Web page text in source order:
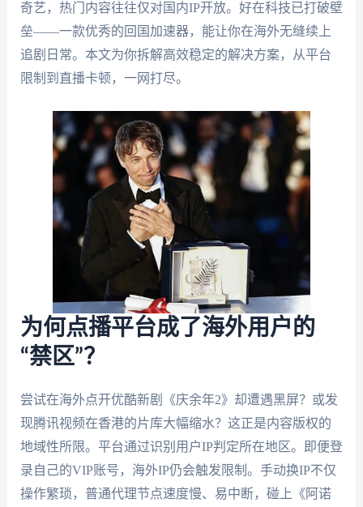
奇艺，热门内容往往仅对国内IP开放。好在科技已打破壁
垒——一款优秀的回国加速器，能让你在海外无缝续上
追剧日常。本文为你拆解高效稳定的解决方案，从平台
限制到直播卡顿，一网打尽。
为何点播平台成了海外用户的
“禁区”？
尝试在海外点开优酷新剧《庆余年2》却遭遇黑屏？或发
现腾讯视频在香港的片库大幅缩水？这正是内容版权的
地域性所限。平台通过识别用户IP判定所在地区。即便登
录自己的VIP账号，海外IP仍会触发限制。手动换IP不仅
操作繁琐，普通代理节点速度慢、易中断，碰上《阿诺